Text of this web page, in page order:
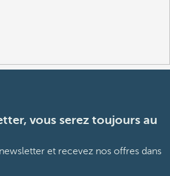
vous serez toujours au
et recevez nos offres dans